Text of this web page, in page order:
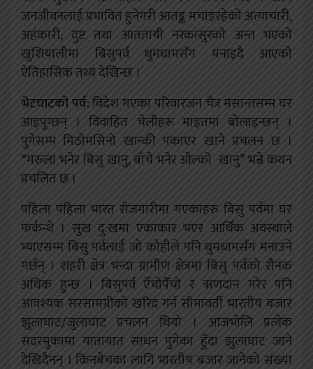
जनजीवनलाई प्रभावित हुनेगरी आतङ्क मचाइरहेको अत्याचारी,
अहंकारी, दुष्ट तथा आततायी नरकासुरको अन्त भएको
खुशियालीमा बिसुपर्व धुमधामसँग मनाइदै आएको
ऐतिहासिक तथ्य देखिन्छ ।
भेटघाटको पर्व:विदेश गएका परिवारजन चैत्र मसान्तसम्म घर
आइपुग्छन् । विवाहित चेलीहरू माइतमा बोलाइन्छन् ।
पुगेसम्म मिठोमसिनो खान्की पकाएर खाने प्रचलन छ ।
“मरुला भनेर बिसु खानु, बाँचे भनेर ओल्को खानु” भन्ने कथन
प्रचलित छ ।
पहिला पहिला भारत रोजगारीमा गएकाहरु बिसु पर्वमा घर
फर्कन्थे । सुख दु:खमा एकाकार भएर आर्थिक अवस्थाले
भ्याएसम्म बिसु पर्वलाई जो कोहीले पनि धुमधामसँग मनाउने
गर्छन् । शहरी क्षेत्र भन्दा ग्रामीण क्षेत्रमा बिसु पर्वको रौनक
अधिक हुन्छ । बिसुपर्व ऐँचोपैँचो र ऋणदान गरेर पनि
आवश्यक सरसामग्रीको खरिद गर्न सीमावर्ती भारतीय बजार
झुलाघाट/जुलाघाट प्रचलन थियो । आजभोलि प्रत्येक
सदरमुकामा यातायात साधन पुगेका हुँदा झुलाघाट जाने
देखिदैनन् । किनबेचका लागि भारतीय बजार जानेको संख्या